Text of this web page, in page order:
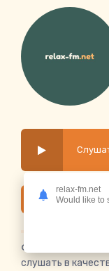
Скачать песню
слушать в
relax-fm.net
Would like to